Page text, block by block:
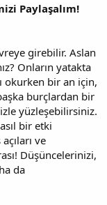
Paylaşalım!
girebilir. Aslan
Onların yatakta
okurken bir an için,
burçlardan bir
yüzleşebilirsiniz.
bir etki
ve
Düşüncelerinizi,
da